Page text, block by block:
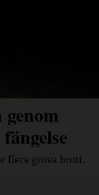
flera grova brott.